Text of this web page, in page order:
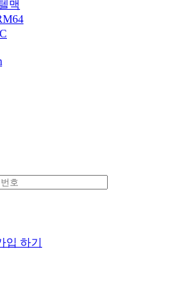
맥
입 하기